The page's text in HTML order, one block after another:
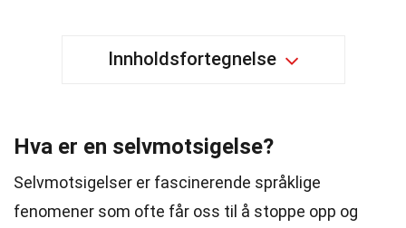
Innholdsfortegnelse
Hva er en selvmotsigelse?
Selvmotsigelser er fascinerende språklige
fenomener som ofte får oss til å stoppe opp og